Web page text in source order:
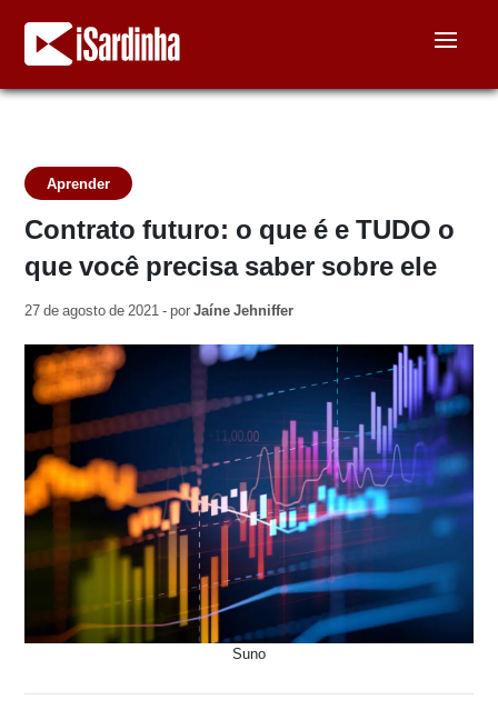
Aprender
Contrato futuro: o que é e TUDO o
que você precisa saber sobre ele
27 de agosto de 2021 - porJaíne Jehniffer
Suno